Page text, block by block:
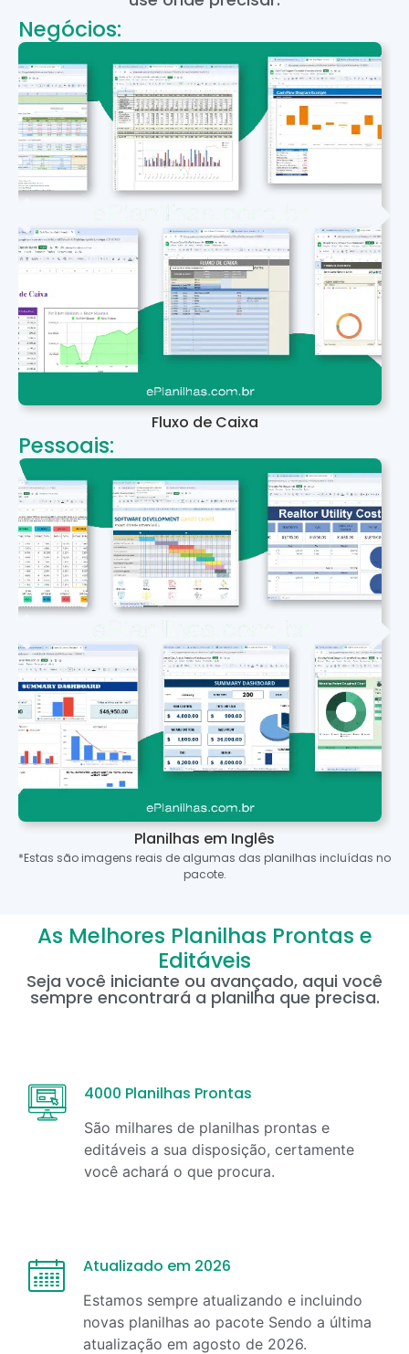
Negócios:
Fluxo de Caixa
Pessoais:
Planilhas em Inglês
*Estas são imagens reais de algumas das planilhas incluídas no
pacote.
As Melhores Planilhas Prontas e
Editáveis
Seja você iniciante ou avançado, aqui você
sempre encontrará a planilha que precisa.
4000 Planilhas Prontas
São milhares de planilhas prontas e
editáveis a sua disposição, certamente
você achará o que procura.
Atualizado em 2026
Estamos sempre atualizando e incluindo
novas planilhas ao pacote Sendo a última
atualização em agosto de 2026.